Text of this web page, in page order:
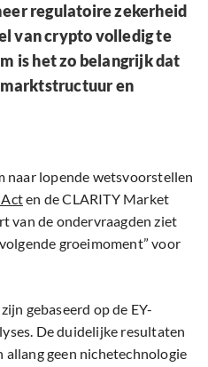
regulatoire zekerheid
van crypto volledig te
is het zo belangrijk dat
en
lopende wetsvoorstellen
Acten de CLARITY Market
van de ondervraagden ziet
groeimoment” voor
gebaseerd op de EY-
De duidelijke resultaten
geen nichetechnologie